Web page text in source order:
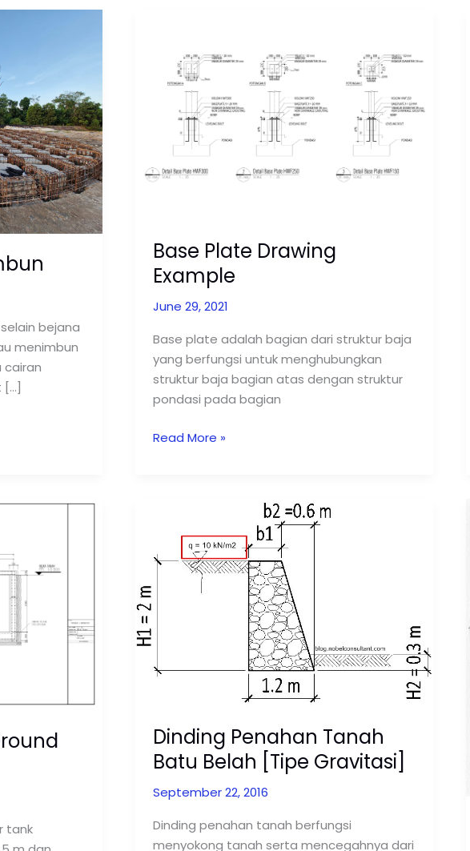
bejana
menimbun
cairan
[…]
Base Plate Drawing
Example
June 29, 2021
Base plate adalah bagian dari struktur baja
yang berfungsi untuk menghubungkan
struktur baja bagian atas dengan struktur
pondasi pada bagian
Drawing
Example
Read More »
tank
Dinding Penahan Tanah
Batu Belah [Tipe Gravitasi]
September 22, 2016
Dinding penahan tanah berfungsi
menyokong tanah serta mencegahnya dari
Tanah
Batu